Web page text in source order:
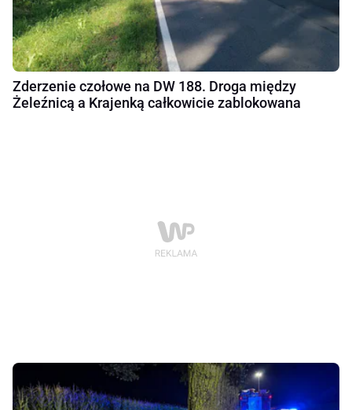
Zderzenie czołowe na DW 188. Droga między
Żeleźnicą a Krajenką całkowicie zablokowana